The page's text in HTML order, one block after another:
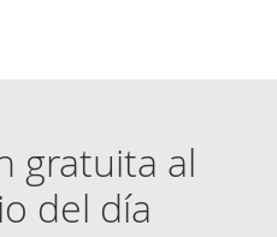
gratuita al
del día